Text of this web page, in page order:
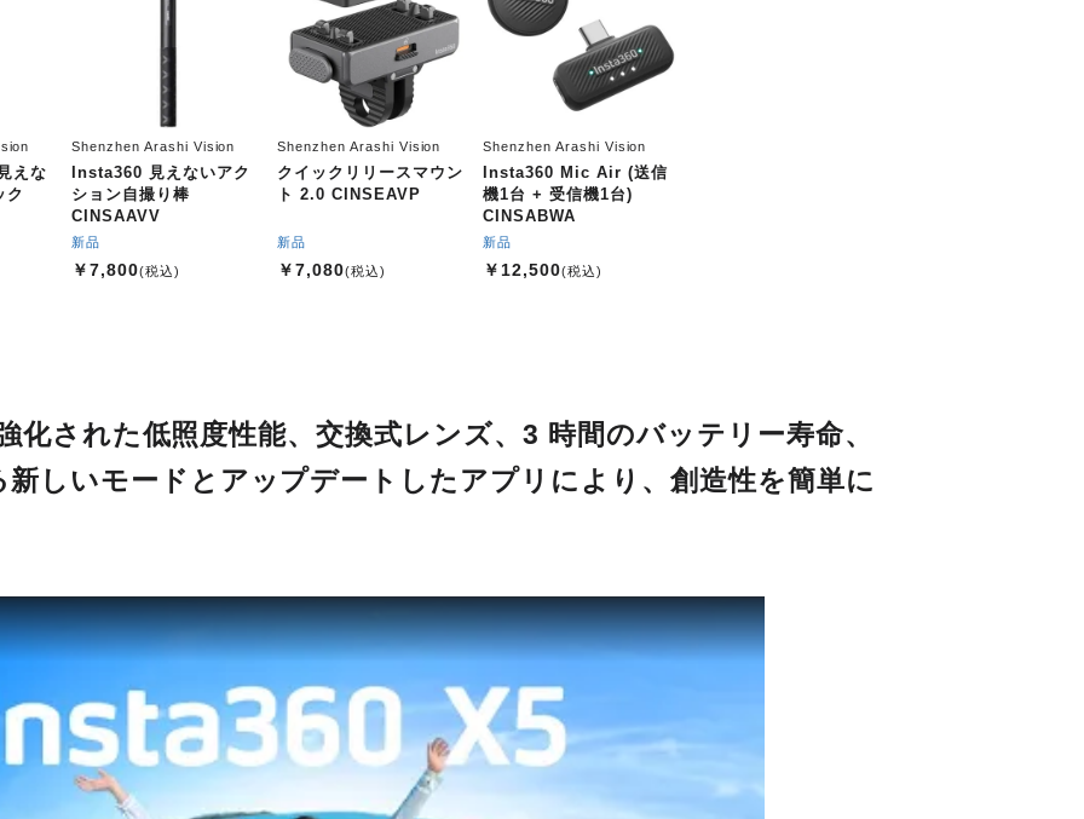
えな
ク
新品
Shenzhen Arashi Vision
Insta360 見えないアク
ション自撮り棒
CINSAAVV
￥7,800(税込)
新品
Shenzhen Arashi Vision
クイックリリースマウン
ト 2.0 CINSEAVP
￥7,080(税込)
新品
Shenzhen Arashi Vision
Insta360 Mic Air (送信
機1台 + 受信機1台)
CINSABWA
￥12,500(税込)
化された低照度性能、交換式レンズ、3 時間のバッテリー寿命、
しいモードとアップデートしたアプリにより、創造性を簡単に